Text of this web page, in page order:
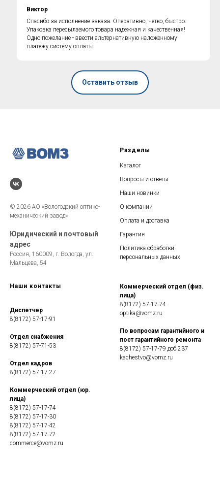
Виктор
Спасибо за исполнение заказа. Оперативно, четко, быстро.
Упаковка пересылаемого товара надежная и качественная!
Одно пожелание - ввести альтернативную наложенному
платежу систему оплаты.
Оставить отзыв
© 2026 АО «Вологодский оптико-
механический завод»
Юридический и почтовый
адрес
Россия, 160009, г. Вологда, ул.
Мальцева, 54
Разделы
Каталог
Вопросы и ответы
Наши новинки
О компании
Оплата и доставка
Гарантия
Политика обработки
персональных данных
Наши контакты
Диспетчер
8(8172) 57-17-91
Отдел снабжения
8(8172) 57-71-53
Отдел кадров
8(8172) 57-17-27
Коммерческий отдел (юр.
лица)
8(8172) 57-17-74
8(8172) 57-17-30
8(8172) 57-17-42
8(8172) 57-17-72
commerce@vomz.ru
Коммерческий отдел (физ.
лица)
8(8172) 57-17-74
optika@vomz.ru
По вопросам гарантийного и
пост гарантийного ремонта
8(8172) 57-17-79 доб.237
kachestvo@vomz.ru